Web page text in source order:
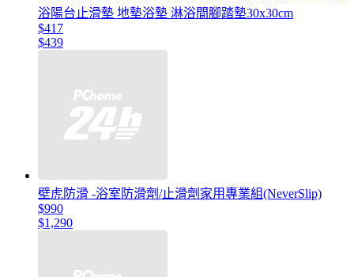
浴陽台止滑墊 地墊浴墊 淋浴間腳踏墊30x30cm
$417
$439
壁虎防滑 -浴室防滑劑/止滑劑家用專業組(NeverSlip)
$990
$1,290